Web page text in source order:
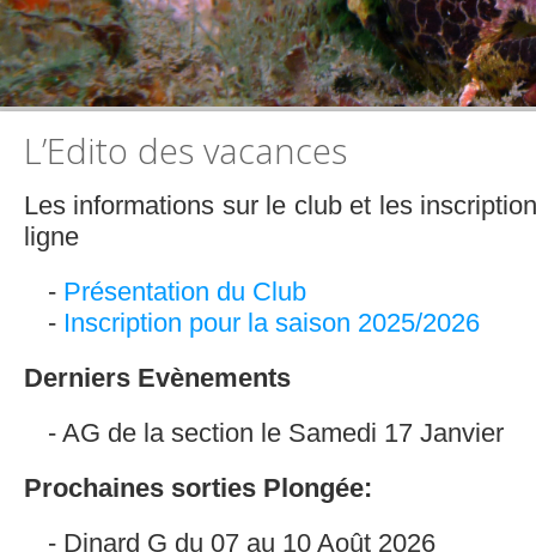
L’Edito des vacances
Les informations sur le club et les
ligne
Présentation du Club
Inscription pour la saison 2025/2026
Derniers Evènements
AG de la section le Samedi 17 Janvier
Prochaines sorties Plongée:
Dinard G du 07 au 10 Août 2026